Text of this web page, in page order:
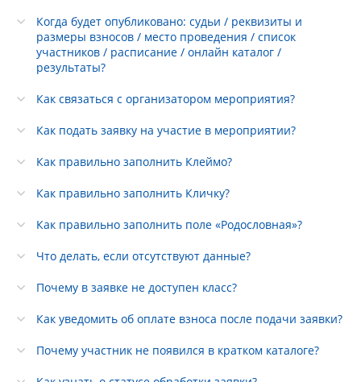
Когда будет опубликовано: судьи / реквизиты и
размеры взносов / место проведения / список
участников / расписание / онлайн каталог /
результаты?
Как связаться с организатором мероприятия?
Как подать заявку на участие в мероприятии?
Как правильно заполнить Клеймо?
Как правильно заполнить Кличку?
Как правильно заполнить поле «Родословная»?
Что делать, если отсутствуют данные?
Почему в заявке не доступен класс?
Как уведомить об оплате взноса после подачи заявки?
Почему участник не появился в кратком каталоге?